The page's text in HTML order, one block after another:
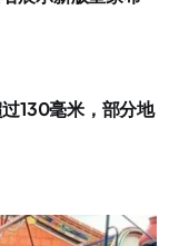
130毫米，部分地